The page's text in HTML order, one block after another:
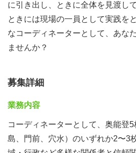
に引き出し、ときに全体を見渡し
ときには現場の一員として実践を
なコーディネーターとして、あな
ませんか？
募集詳細
業務内容
コーディネーターとして、奥能登
島、門前、穴水）のいずれか2〜3